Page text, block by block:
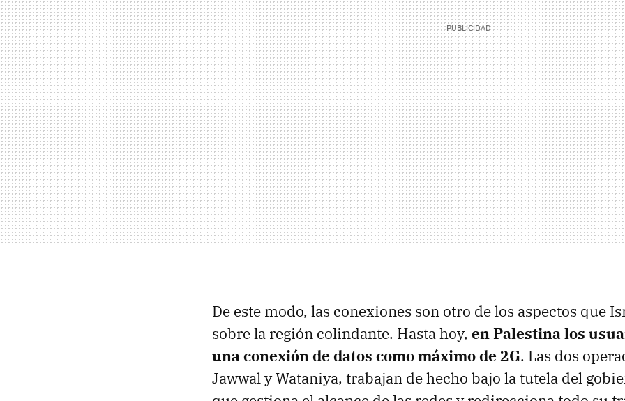
De este modo, las conexiones son otro de los aspectos que
sobre la región colindante. Hasta hoy, en Palestina los
una conexión de datos como máximo de 2G. Las dos
Jawwal y Wataniya, trabajan de hecho bajo la tutela del